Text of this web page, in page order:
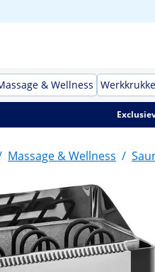
& Wellness
Massage & Wellness /